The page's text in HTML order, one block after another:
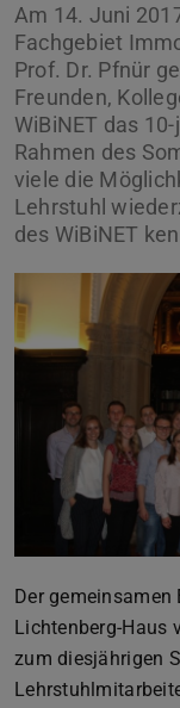
Am 14. Juni
Fachgebiet
Prof. Dr. Pfnür
Freunden,
WiBiNET das
Rahmen des
viele die
Lehrstuhl
des WiBiNET
Der gemeinsamen
Lichtenberg-Haus
zum diesjährigen